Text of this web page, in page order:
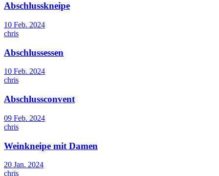
Abschlusskneipe
10 Feb. 2024
chris
Abschlussessen
10 Feb. 2024
chris
Abschlussconvent
09 Feb. 2024
chris
Weinkneipe mit Damen
20 Jan. 2024
chris